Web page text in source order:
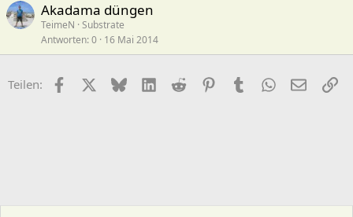
Akadama düngen
TeimeN Substrate
Antworten 0 16 Mai 2014
Teilen: FacebookX (Twitter)
BlueskyLinkedIn
Reddit PinterestTumblr WhatsApp
E-Mail